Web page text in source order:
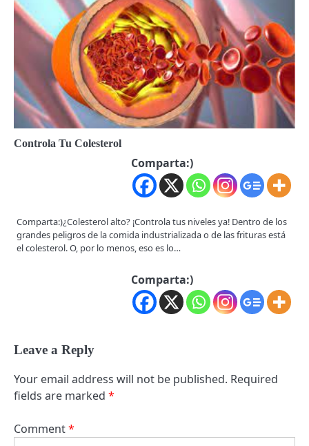
Controla Tu Colesterol
Comparta:)
Comparta:)¿Colesterol alto? ¡Controla tus niveles ya! Dentro de los
grandes peligros de la comida industrializada o de las frituras está
el colesterol. O, por lo menos, eso es lo…
Comparta:)
Leave a Reply
Your email address will not be published. Required
fields are marked *
Comment*